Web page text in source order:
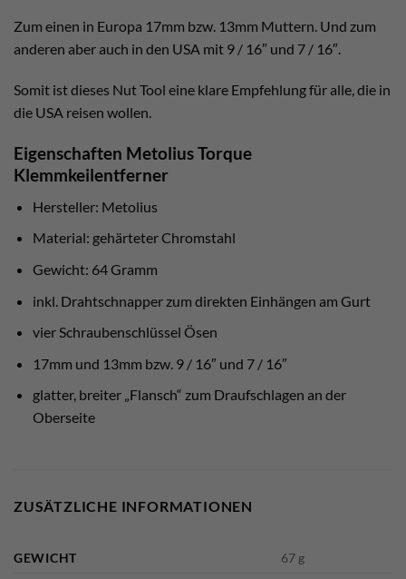
Zum einen in Europa 17mm bzw. 13mm Muttern. Und zum
anderen aber auch in den USA mit 9 / 16″ und 7 / 16″.
Somit ist dieses Nut Tool eine klare Empfehlung für alle, die in
die USA reisen wollen.
Eigenschaften Metolius Torque
Klemmkeilentferner
Hersteller: Metolius
Material: gehärteter Chromstahl
Gewicht: 64 Gramm
inkl. Drahtschnapper zum direkten Einhängen am Gurt
vier Schraubenschlüssel Ösen
17mm und 13mm bzw. 9 / 16″ und 7 / 16″
glatter, breiter „Flansch“ zum Draufschlagen an der
Oberseite
ZUSÄTZLICHE INFORMATIONEN
GEWICHT
67 g